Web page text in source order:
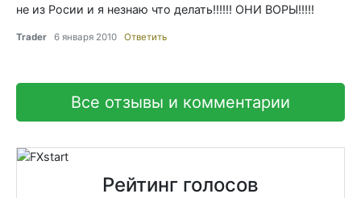
не из Росии и я незнаю что делать!!!!!! ОНИ ВОРЫ!!!!!
Trader 6 января 2010 Ответить
Все отзывы и комментарии
Рейтинг голосов